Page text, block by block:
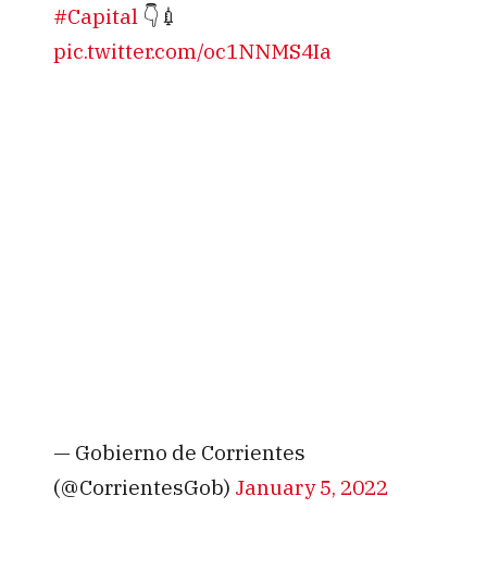
#Capital 👇💉
pic.twitter.com/oc1NNMS4Ia
— Gobierno de Corrientes
(@CorrientesGob) January 5, 2022